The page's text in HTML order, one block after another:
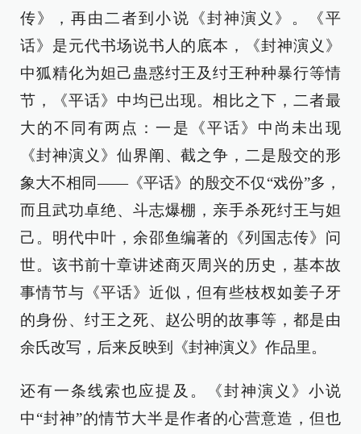
传》，再由二者到小说《封神演义》。《平
话》是元代书场说书人的底本，《封神演义》
中狐精化为妲己蛊惑纣王及纣王种种暴行等情
节，《平话》中均已出现。相比之下，二者最
大的不同有两点：一是《平话》中尚未出现
《封神演义》仙界阐、截之争，二是殷交的形
象大不相同——《平话》的殷交不仅“戏份”多，
而且武功卓绝、斗志爆棚，亲手杀死纣王与妲
己。明代中叶，余邵鱼编著的《列国志传》问
世。该书前十章讲述商灭周兴的历史，基本故
事情节与《平话》近似，但有些枝杈如姜子牙
的身份、纣王之死、赵公明的故事等，都是由
余氏改写，后来反映到《封神演义》作品里。
还有一条线索也应提及。《封神演义》小说
中“封神”的情节大半是作者的心营意造，但也